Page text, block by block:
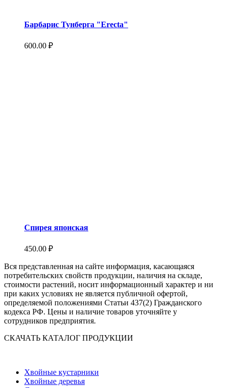
Барбарис Тунберга "Erecta"
600.00 ₽
Спирея японская
450.00 ₽
Вся представленная на сайте информация, касающаяся
потребительских свойств продукции, наличия на складе,
стоимости растений, носит информационный характер и ни
при каких условиях не является публичной офертой,
определяемой положениями Статьи 437(2) Гражданского
кодекса РФ. Цены и наличие товаров уточняйте у
сотрудников предприятия.
СКАЧАТЬ КАТАЛОГ ПРОДУКЦИИ
Хвойные кустарники
Хвойные деревья